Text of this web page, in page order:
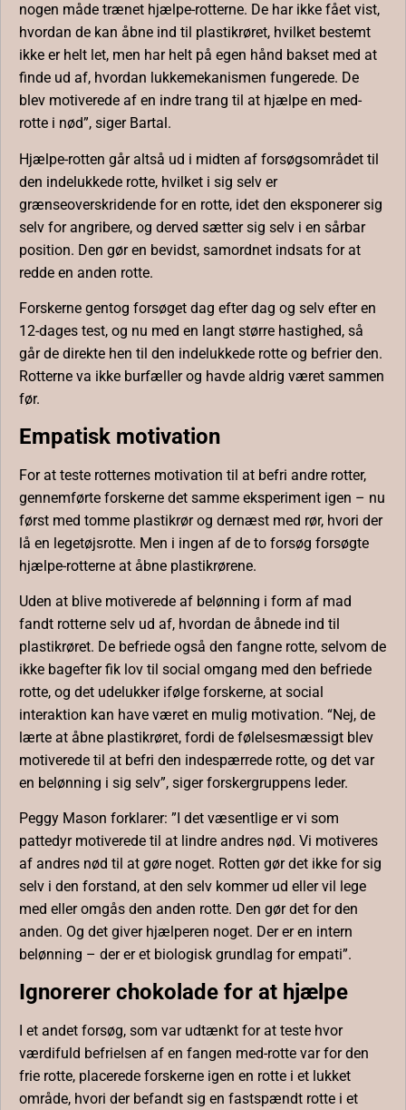
nogen måde trænet hjælpe-rotterne. De har ikke fået vist,
hvordan de kan åbne ind til plastikrøret, hvilket bestemt
ikke er helt let, men har helt på egen hånd bakset med at
finde ud af, hvordan lukkemekanismen fungerede. De
blev motiverede af en indre trang til at hjælpe en med-
rotte i nød”, siger Bartal.
Hjælpe-rotten går altså ud i midten af forsøgsområdet til
den indelukkede rotte, hvilket i sig selv er
grænseoverskridende for en rotte, idet den eksponerer sig
selv for angribere, og derved sætter sig selv i en sårbar
position. Den gør en bevidst, samordnet indsats for at
redde en anden rotte.
Forskerne gentog forsøget dag efter dag og selv efter en
12-dages test, og nu med en langt større hastighed, så
går de direkte hen til den indelukkede rotte og befrier den.
Rotterne va ikke burfæller og havde aldrig været sammen
før.
Empatisk motivation
For at teste rotternes motivation til at befri andre rotter,
gennemførte forskerne det samme eksperiment igen – nu
først med tomme plastikrør og dernæst med rør, hvori der
lå en legetøjsrotte. Men i ingen af de to forsøg forsøgte
hjælpe-rotterne at åbne plastikrørene.
Uden at blive motiverede af belønning i form af mad
fandt rotterne selv ud af, hvordan de åbnede ind til
plastikrøret. De befriede også den fangne rotte, selvom de
ikke bagefter fik lov til social omgang med den befriede
rotte, og det udelukker ifølge forskerne, at social
interaktion kan have været en mulig motivation. “Nej, de
lærte at åbne plastikrøret, fordi de følelsesmæssigt blev
motiverede til at befri den indespærrede rotte, og det var
en belønning i sig selv”, siger forskergruppens leder.
Peggy Mason forklarer: ”I det væsentlige er vi som
pattedyr motiverede til at lindre andres nød. Vi motiveres
af andres nød til at gøre noget. Rotten gør det ikke for sig
selv i den forstand, at den selv kommer ud eller vil lege
med eller omgås den anden rotte. Den gør det for den
anden. Og det giver hjælperen noget. Der er en intern
belønning – der er et biologisk grundlag for empati”.
Ignorerer chokolade for at hjælpe
I et andet forsøg, som var udtænkt for at teste hvor
værdifuld befrielsen af en ​​fangen med-rotte var for den
frie rotte, placerede forskerne igen en rotte i et lukket
område, hvori der befandt sig en fastspændt rotte i et